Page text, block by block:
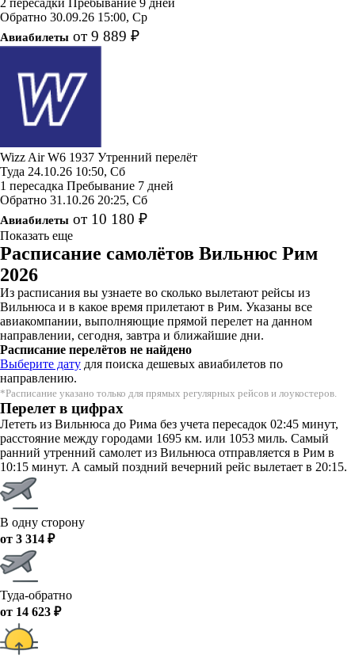
Обратно 30.09.26 15:00, Ср
Авиабилеты от 9 889 ₽
Wizz AirW6 1937 Утренний перелёт
Туда 24.10.26 10:50, Сб
1 пересадка Пребывание 7 дней
Обратно 31.10.26 20:25, Сб
Авиабилеты от 10 180 ₽
Показать еще
Расписание самолётов Вильнюс Рим
2026
Из расписания вы узнаете во сколько вылетают рейсы из
Вильнюса и в какое время прилетают в Рим. Указаны все
авиакомпании, выполняющие прямой перелет на данном
направлении, сегодня, завтра и ближайшие дни.
Расписание перелётов не найдено
Выберите дату для поиска дешевых авиабилетов по
направлению.
*Расписание указано только для прямых регулярных рейсов и лоукостеров.
Перелет в цифрах
Лететь из Вильнюса до Рима без учета пересадок 02:45 минут,
расстояние между городами 1695 км. или 1053 миль. Самый
ранний утренний самолет из Вильнюса отправляется в Рим в
10:15 минут. А самый поздний вечерний рейс вылетает в 20:15.
В одну сторону
от 3 314 ₽
Туда-обратно
от 14 623 ₽